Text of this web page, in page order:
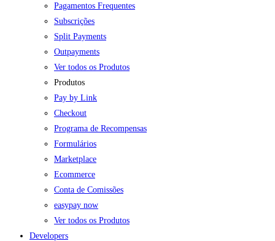
Pagamentos Frequentes
Subscrições
Split Payments
Outpayments
Ver todos os Produtos
Produtos
Pay by Link
Checkout
Programa de Recompensas
Formulários
Marketplace
Ecommerce
Conta de Comissões
easypay now
Ver todos os Produtos
Developers